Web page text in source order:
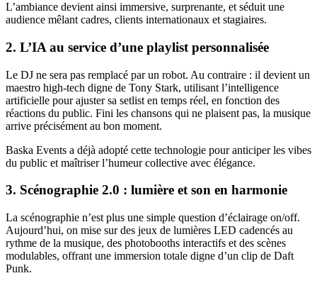
L’ambiance devient ainsi immersive, surprenante, et séduit une
audience mêlant cadres, clients internationaux et stagiaires.
2. L’IA au service d’une playlist personnalisée
Le DJ ne sera pas remplacé par un robot. Au contraire : il devient un
maestro high-tech digne de Tony Stark, utilisant l’intelligence
artificielle pour ajuster sa setlist en temps réel, en fonction des
réactions du public. Fini les chansons qui ne plaisent pas, la musique
arrive précisément au bon moment.
Baska Events a déjà adopté cette technologie pour anticiper les vibes
du public et maîtriser l’humeur collective avec élégance.
3. Scénographie 2.0 : lumière et son en harmonie
La scénographie n’est plus une simple question d’éclairage on/off.
Aujourd’hui, on mise sur des jeux de lumières LED cadencés au
rythme de la musique, des photobooths interactifs et des scènes
modulables, offrant une immersion totale digne d’un clip de Daft
Punk.